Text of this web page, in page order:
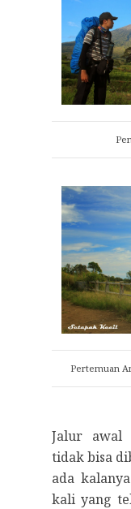
Pertemuan
Jalur
tidak bisa
ada
kali yang